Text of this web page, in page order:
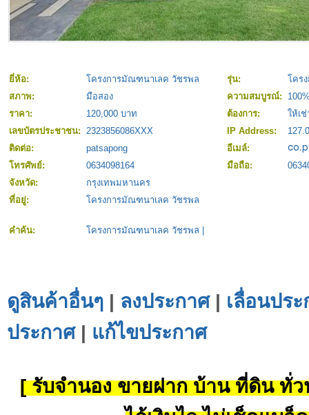
ยี่ห้อ: โครงการมัณฑนาเลค วัชรพล รุ่น:
โคร
สภาพ:
มือสอง ความสมบูรณ์:
ราคา:
120,000 บาท ต้องการ:
ให้เช่
เลขบัตรประชาชน: 2323856086XXX IP Address:
ติดต่อ:
patsapong
อีเมล์:
โทรศัพย์:
0634098164 มือถือ:
จังหวัด:
กรุงเทพมหานคร
ที่อยู่:
โครงการมัณฑนาเลค วัชรพล
คำค้น: โครงการมัณฑนาเลค วัชรพล
ดูสินค้าอื่นๆ | ลงประกาศ| เลื่อนปร
ประกาศ| แก้ไขประกาศ
[ รับจำนอง ขายฝาก บ้าน ที่ดิน ทั่ว